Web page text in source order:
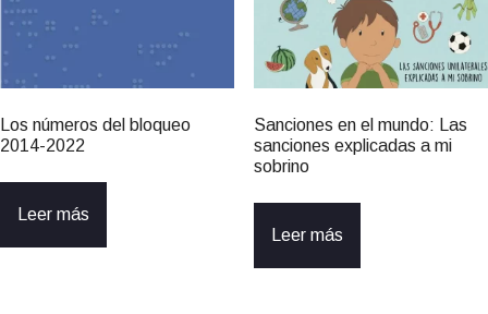
Los números del bloqueo
2014-2022
Leer más
Sanciones en el mundo: Las
sanciones explicadas a mi
sobrino
Leer más